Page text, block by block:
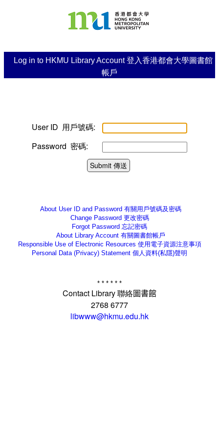
Log in to HKMU Library Account 登入香港都會大學圖書館
帳戶
User ID 用戶號碼:
Password 密碼:
Submit 傳送
About User ID and Password 有關用戶號碼及密碼
Change Password 更改密碼
Forgot Password 忘記密碼
About Library Account 有關圖書館帳戶
Responsible Use of Electronic Resources 使用電子資源注意事項
Personal Data (Privacy) Statement 個人資料(私隱)聲明
* * * * * *
Contact Library聯絡圖書館
2768 6777
libwww@hkmu.edu.hk